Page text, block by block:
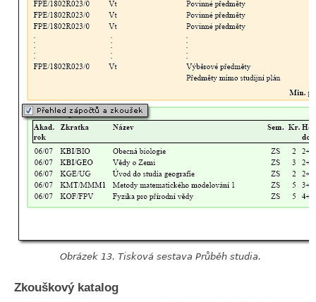
Obrázek 13. Tisková sestava Průběh studia.
Zkouškový katalog